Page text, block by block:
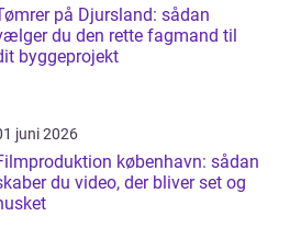
på Djursland: sådan
du den rette fagmand til
byggeprojekt
juni 2026
københavn: sådan
du video, der bliver set og